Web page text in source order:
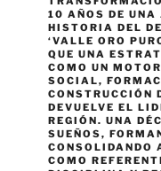
10 AÑOS DE
HISTORIA DEL
‘VALLE ORO
QUE UNA
COMO UN
SOCIAL,
CONSTRUCCIÓN
DEVUELVE EL
REGIÓN. UNA
SUEÑOS,
CONSOLIDANDO
COMO